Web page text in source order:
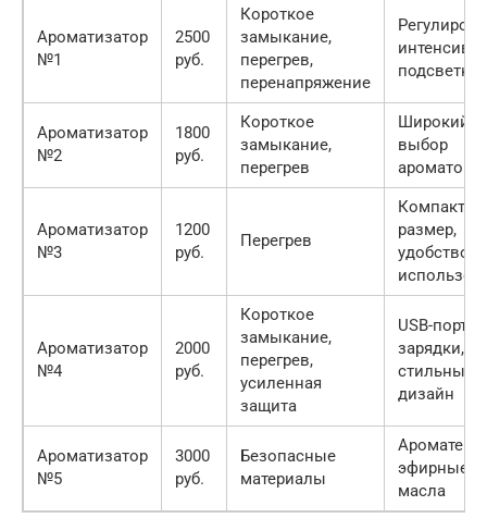
Ароматизатор
№1
2500
руб.
Короткое
замыкание,
перегрев,
перенапряжение
подсветка,
Ароматизатор
№2
1800
руб.
Короткое
замыкание,
перегрев
Широкий
выбор
ароматов
Ароматизатор
№3
1200
руб.
Перегрев
размер,
удобство
Ароматизатор
№4
2000
руб.
Короткое
замыкание,
перегрев,
усиленная
защита
USB-порт
зарядки,
стильный
дизайн
Ароматизатор
№5
3000
руб.
Безопасные
материалы
эфирные
масла